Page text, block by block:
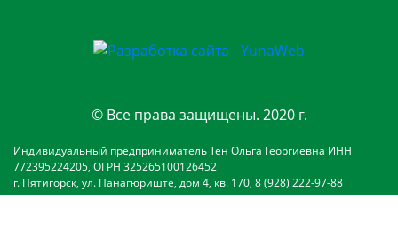
© Все права защищены. 2020 г.
Индивидуальный предприниматель Тен Ольга Георгиевна ИНН
772395224205, ОГРН 325265100126452
г. Пятигорск, ул. Панагюриште, дом 4, кв. 170, 8 (928) 222-97-88